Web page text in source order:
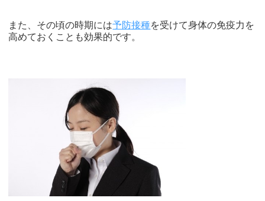
また、その頃の時期には予防接種を受けて身体の免疫力を
高めておくことも効果的です。